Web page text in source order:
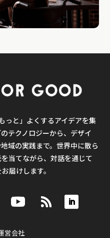
っと」よくするアイデアを集
テクノロジーから、デザイ
域の実践まで。世界中に散ら
当てながら、対話を通じて
届けします。
営会社